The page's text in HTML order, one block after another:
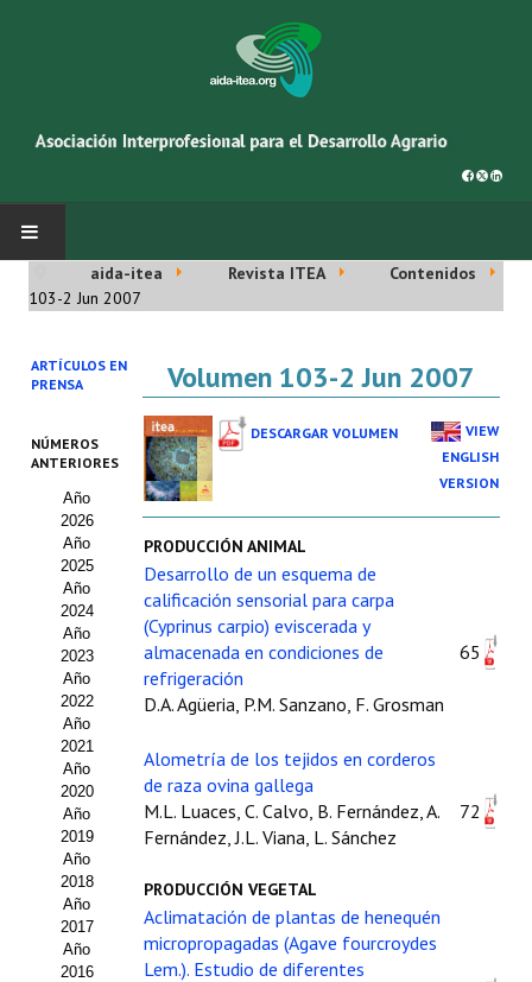
INICIO
Asociación AIDA
Cincuentenario AIDA
Organigrama
Estatutos
Hacerse socio
Noticias
Galería de Fotos
Web AIDA 2.0
REVISTA ITEA
Presentación ITEA
Equipo Editorial
Leer revista ITEA
aida-itea Revista ITEA
Contenidos
103-2 Jun 2007
ARTÍCULOS EN
PRENSA
NÚMEROS
ANTERIORES
Año
2026
Año
2025
Año
2024
Año
2023
Año
2022
Año
2021
Año
2020
Año
2019
Año
2018
Año
2017
Año
2016
Volumen 103-2 Jun 2007
DESCARGAR VOLUMEN
VIEW
ENGLISH
VERSION
PRODUCCIÓN ANIMAL
Desarrollo de un esquema de
calificación sensorial para carpa
(Cyprinus carpio) eviscerada y
almacenada en condiciones de
refrigeración
D.A. Agüeria, P.M. Sanzano, F. Grosman
65
Alometría de los tejidos en corderos
de raza ovina gallega
M.L. Luaces, C. Calvo, B. Fernández, A.
Fernández, J.L. Viana, L. Sánchez
72
PRODUCCIÓN VEGETAL
Aclimatación de plantas de henequén
micropropagadas (Agave fourcroydes
Lem.). Estudio de diferentes